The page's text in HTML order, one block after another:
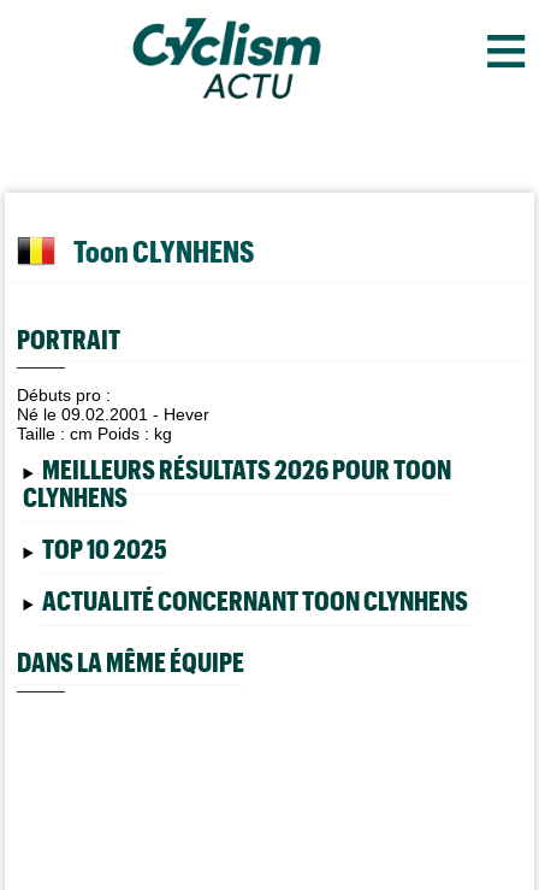
≡
Toon CLYNHENS
PORTRAIT
Débuts pro :
Né le 09.02.2001 - Hever
Taille :cm Poids : kg
MEILLEURS RÉSULTATS 2026 POUR TOON
CLYNHENS
TOP 10 2025
ACTUALITÉ CONCERNANT TOON CLYNHENS
DANS LA MÊME ÉQUIPE